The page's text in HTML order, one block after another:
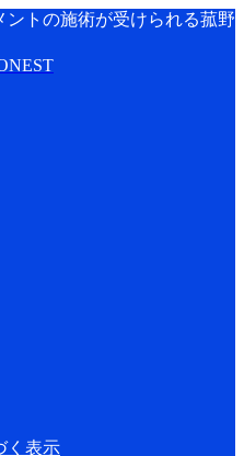
トの施術が受けられる菰野
く表示